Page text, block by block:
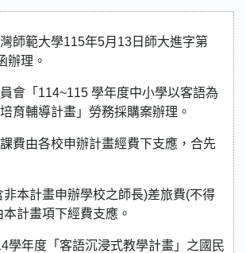
師範大學115年5月13日師大進字第
辦理。
會「114~115 學年度中小學以客語為
育輔導計畫」勞務採購案辦理。
費由各校申辦計畫經費下支應，合先
非本計畫申辦學校之師長)差旅費(不得
計畫項下經費支應。
學年度「客語沉浸式教學計畫」之國民